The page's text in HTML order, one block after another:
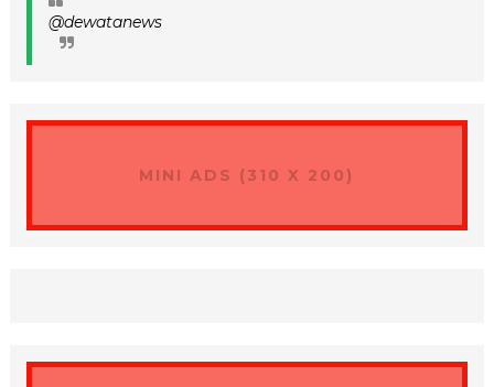
@dewatanews
MINI ADS (310 X 200)